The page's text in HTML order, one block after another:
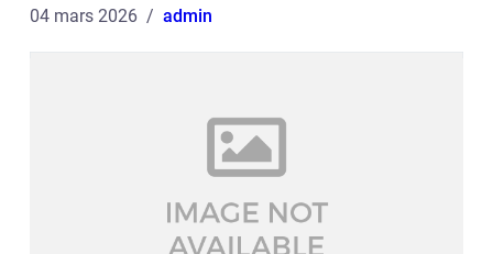
04 mars 2026 admin